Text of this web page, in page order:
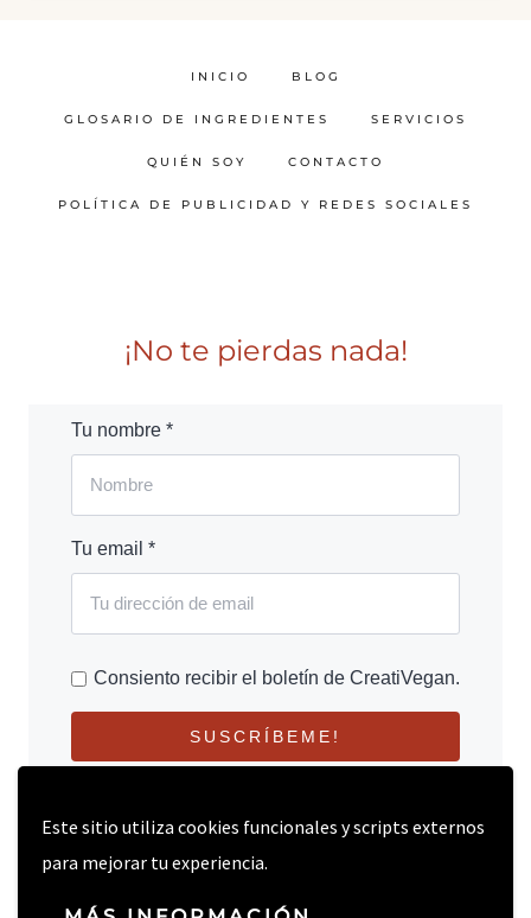
Este sitio utiliza cookies funcionales y scripts externos
para mejorar tu experiencia.
INICIO BLOG
GLOSARIO DE INGREDIENTES SERVICIOS
QUIÉN SOY CONTACTO
POLÍTICA DE PUBLICIDAD Y REDES SOCIALES
¡No te pierdas nada!
Tu nombre *
Tu email *
Consiento recibir el boletín de CreatiVegan.
SUSCRÍBEME!